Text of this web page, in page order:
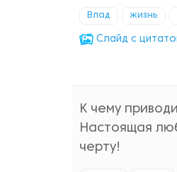
Влад жизнь
Cлайд с
К чему
Настоящая
черту!